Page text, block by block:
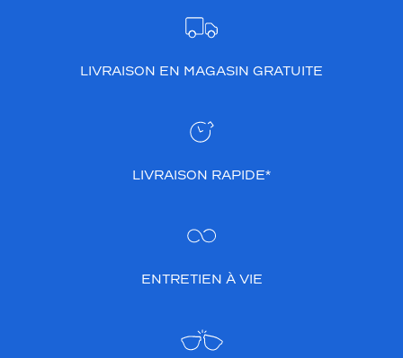
LIVRAISON EN MAGASIN GRATUITE
LIVRAISON RAPIDE*
ENTRETIEN À VIE